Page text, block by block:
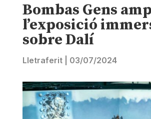
Bombas Gens
l’exposició
sobre Dalí
Lletraferit| 03/07/2024